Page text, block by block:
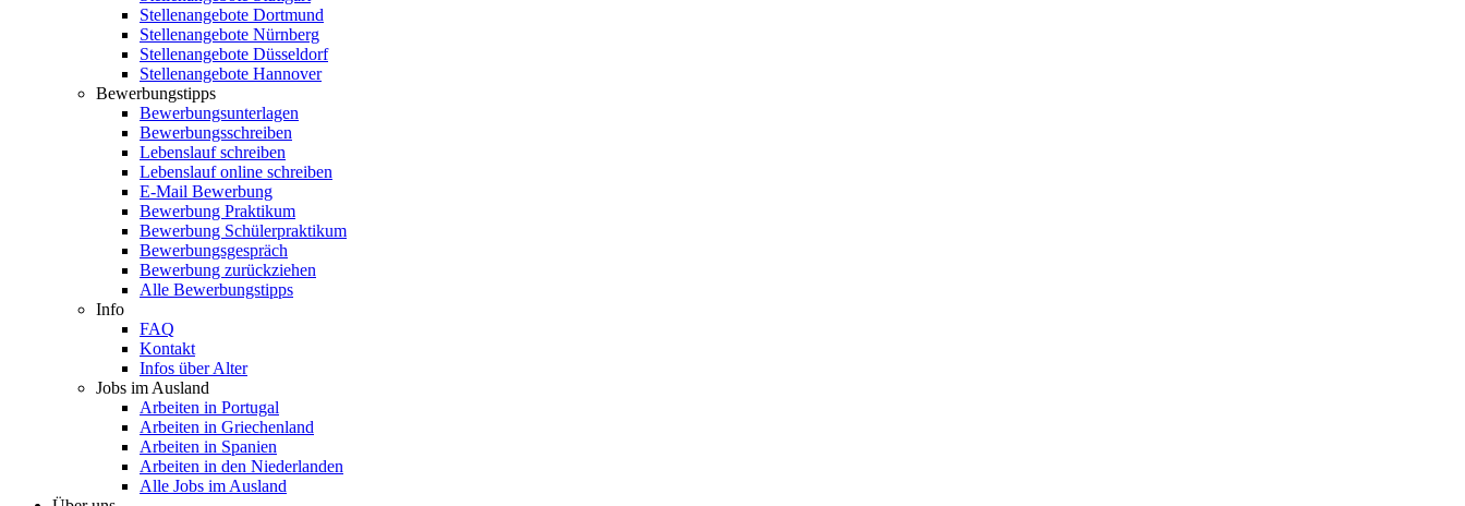
Stellenangebote Dortmund
Stellenangebote Nürnberg
Stellenangebote Düsseldorf
Stellenangebote Hannover
Bewerbungstipps
Bewerbungsunterlagen
Bewerbungsschreiben
Lebenslauf schreiben
Lebenslauf online schreiben
E-Mail Bewerbung
Bewerbung Praktikum
Bewerbung Schülerpraktikum
Bewerbungsgespräch
Bewerbung zurückziehen
Alle Bewerbungstipps
Info
FAQ
Kontakt
Infos über Alter
Jobs im Ausland
Arbeiten in Portugal
Arbeiten in Griechenland
Arbeiten in Spanien
Arbeiten in den Niederlanden
Alle Jobs im Ausland